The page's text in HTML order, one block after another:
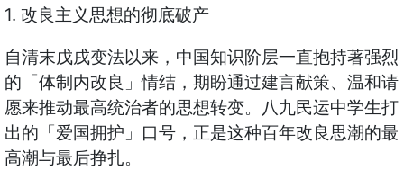
1. 改良主义思想的彻底破产
自清末戊戌变法以来，中国知识阶层一直抱持著强烈
的「体制内改良」情结，期盼通过建言献策、温和请
愿来推动最高统治者的思想转变。八九民运中学生打
出的「爱国拥护」口号，正是这种百年改良思潮的最
高潮与最后挣扎。